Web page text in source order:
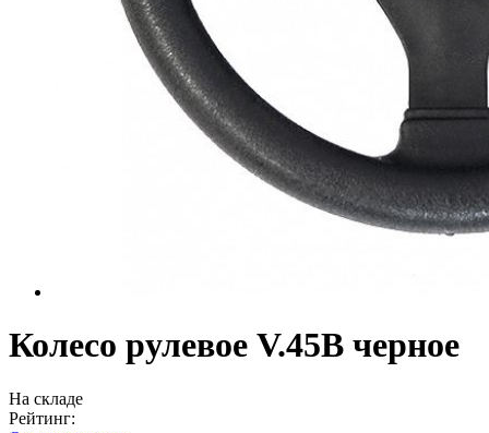
Колесо рулевое V.45B черное
На складе
Рейтинг: